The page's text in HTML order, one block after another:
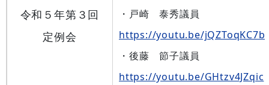
令和５年第３回
定例会
・戸崎 泰秀議員
https://youtu.be/
・後藤 節子議員
https://youtu.be/GHtzv4JZqic